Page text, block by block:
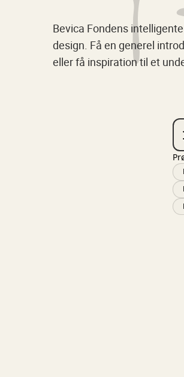
Bevica Fondens
design. Få en generel
eller få inspiration til et